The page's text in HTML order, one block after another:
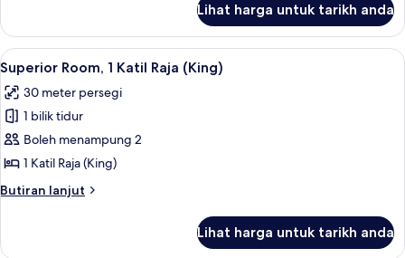
pancuran
mandi
kerusi
roda
(roll-
in)
Room,
Katil
Ratu
(Queen),
pancuran
mandi
kerusi
roda
in)
Lihat harga untuk tarikh anda
Lihat
semua
foto
untuk
Superior
Room,
1
Katil
(King)
Superior Room, 1 Katil Raja (King) |
5
Superior Room, 1 Katil Raja (King)
30 meter persegi
1 bilik tidur
Boleh menampung 2
1 Katil Raja (King)
Butiran lanjut
Butiran
Room,
Lihat harga untuk tarikh anda